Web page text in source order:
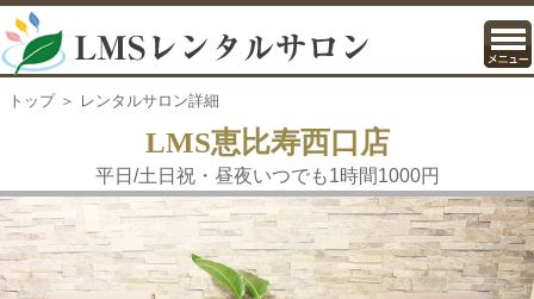
トップ＞ レンタルサロン詳細
LMS恵比寿西口店
平日/土日祝・昼夜いつでも1時間1000円